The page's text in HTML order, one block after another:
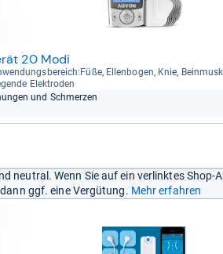
20 Modi
Ellen­bo­gen, Knie,
Elek­tro­den
und Schmer­zen
neutral. Wenn Sie auf ein verlinktes Shop-
ggf. eine Vergütung. Mehr erfahren